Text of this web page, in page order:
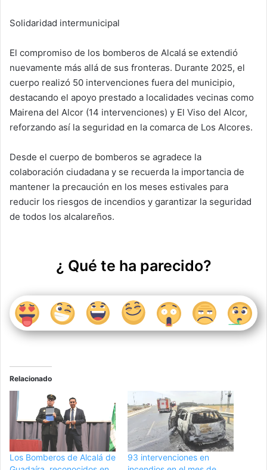
Solidaridad intermunicipal
El compromiso de los bomberos de Alcalá se extendió
nuevamente más allá de sus fronteras. Durante 2025, el
cuerpo realizó 50 intervenciones fuera del municipio,
destacando el apoyo prestado a localidades vecinas como
Mairena del Alcor (14 intervenciones) y El Viso del Alcor,
reforzando así la seguridad en la comarca de Los Alcores.
Desde el cuerpo de bomberos se agradece la
colaboración ciudadana y se recuerda la importancia de
mantener la precaución en los meses estivales para
reducir los riesgos de incendios y garantizar la seguridad
de todos los alcalareños.
¿ Qué te ha parecido?
Relacionado
Los Bomberos de Alcalá de
93 intervenciones en